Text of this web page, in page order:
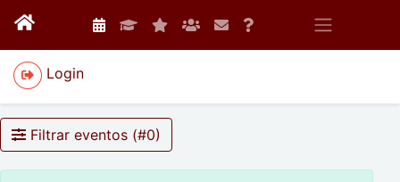
Login
Filtrar eventos (#0)